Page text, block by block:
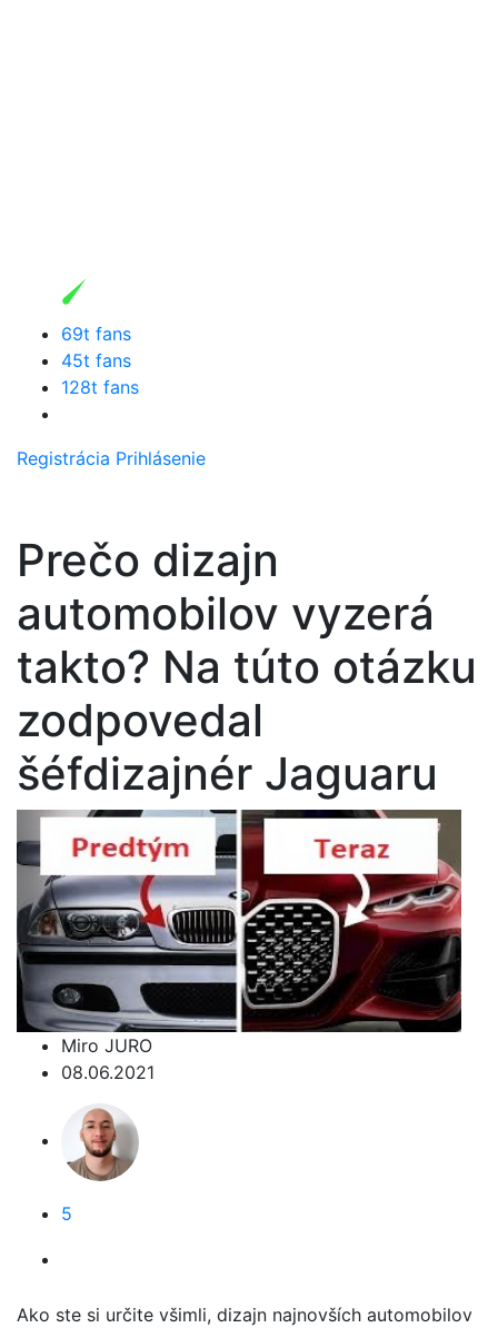
69t fans
45t fans
128t fans
Registrácia Prihlásenie
Prečo dizajn
automobilov vyzerá
takto? Na túto otázku
zodpovedal
šéfdizajnér Jaguaru
Miro JURO
08.06.2021
5
Ako ste si určite všimli, dizajn najnovších automobilov